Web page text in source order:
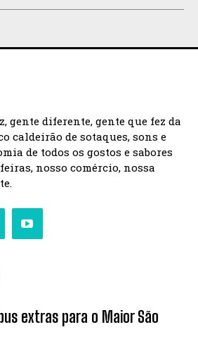
gente diferente, gente que fez da
caldeirão de sotaques, sons e
de todos os gostos e sabores
nosso comércio, nossa
extras para o Maior São